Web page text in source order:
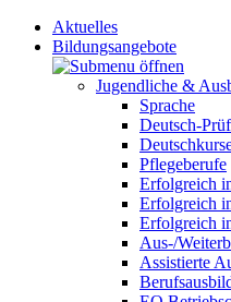
Aktuelles
Bildungsangebote
Jugendliche &
Sprache
Deutsch-
Pflegeberufe
Erfolgreich
Erfolgreich
Erfolgreich
Aus-/
Assistierte